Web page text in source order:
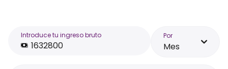
Introduce tu ingreso bruto Por
Mes